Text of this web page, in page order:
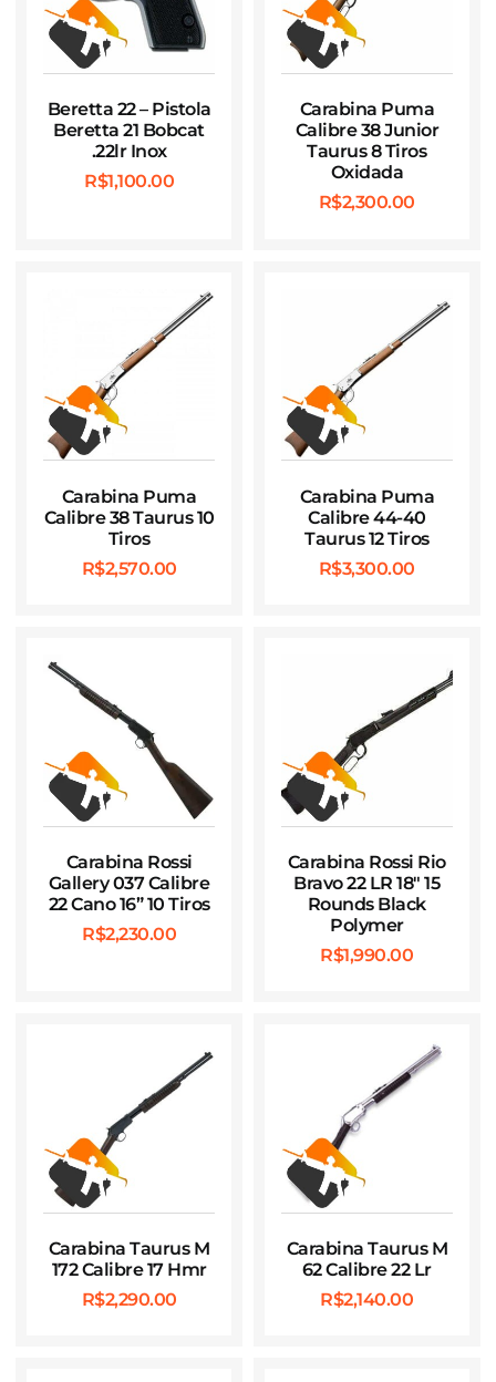
Beretta 22 – Pistola
Beretta 21 Bobcat
.22lr Inox
R$1,100.00
Carabina Puma
Calibre 38 Junior
Taurus 8 Tiros
Oxidada
R$2,300.00
Carabina Puma
Calibre 38 Taurus 10
Tiros
R$2,570.00
Carabina Puma
Calibre 44-40
Taurus 12 Tiros
R$3,300.00
Carabina Rossi
Gallery 037 Calibre
22 Cano 16” 10 Tiros
R$2,230.00
Carabina Rossi Rio
Bravo 22 LR 18″ 15
Rounds Black
Polymer
R$1,990.00
Carabina Taurus M
172 Calibre 17 Hmr
R$2,290.00
Carabina Taurus M
62 Calibre 22 Lr
R$2,140.00